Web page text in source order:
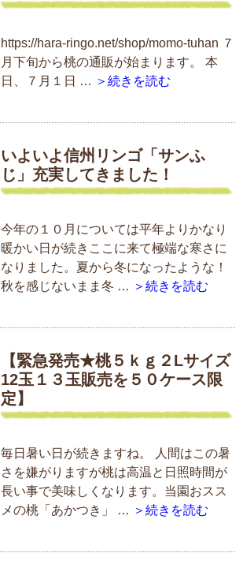
https://hara-ringo.net/shop/momo-tuhan ７
月下旬から桃の通販が始まります。 本
日、７月１日 … ＞続きを読む
いよいよ信州リンゴ「サンふ
じ」充実してきました！
今年の１０月については平年よりかなり
暖かい日が続きここに来て極端な寒さに
なりました。夏から冬になったような！
秋を感じないまま冬 … ＞続きを読む
【緊急発売★桃５ｋｇ２Lサイズ
12玉１３玉販売を５０ケース限
定】
毎日暑い日が続きますね。 人間はこの暑
さを嫌がりますが桃は高温と日照時間が
長い事で美味しくなります。当園おスス
メの桃「あかつき」 … ＞続きを読む